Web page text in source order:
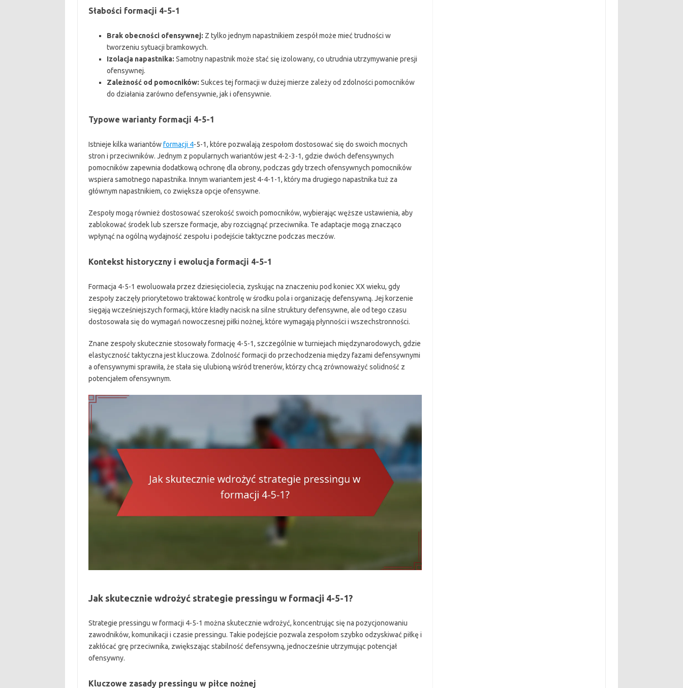
Słabości formacji 4-5-1
Brak obecności ofensywnej: Z tylko jednym napastnikiem zespół może mieć trudności w
tworzeniu sytuacji bramkowych.
Izolacja napastnika: Samotny napastnik może stać się izolowany, co utrudnia utrzymywanie presji
ofensywnej.
Zależność od pomocników: Sukces tej formacji w dużej mierze zależy od zdolności pomocników
do działania zarówno defensywnie, jak i ofensywnie.
Typowe warianty formacji 4-5-1
Istnieje kilka wariantówformacji 4-5-1, które pozwalają zespołom dostosować się do swoich mocnych
stron i przeciwników. Jednym z popularnych wariantów jest 4-2-3-1, gdzie dwóch defensywnych
pomocników zapewnia dodatkową ochronę dla obrony, podczas gdy trzech ofensywnych pomocników
wspiera samotnego napastnika. Innym wariantem jest 4-4-1-1, który ma drugiego napastnika tuż za
głównym napastnikiem, co zwiększa opcje ofensywne.
Zespoły mogą również dostosować szerokość swoich pomocników, wybierając węższe ustawienia, aby
zablokować środek lub szersze formacje, aby rozciągnąć przeciwnika. Te adaptacje mogą znacząco
wpłynąć na ogólną wydajność zespołu i podejście taktyczne podczas meczów.
Kontekst historyczny i ewolucja formacji 4-5-1
Formacja 4-5-1 ewoluowała przez dziesięciolecia, zyskując na znaczeniu pod koniec XX wieku, gdy
zespoły zaczęły priorytetowo traktować kontrolę w środku pola i organizację defensywną. Jej korzenie
sięgają wcześniejszych formacji, które kładły nacisk na silne struktury defensywne, ale od tego czasu
dostosowała się do wymagań nowoczesnej piłki nożnej, które wymagają płynności i wszechstronności.
Znane zespoły skutecznie stosowały formację 4-5-1, szczególnie w turniejach międzynarodowych, gdzie
elastyczność taktyczna jest kluczowa. Zdolność formacji do przechodzenia między fazami defensywnymi
a ofensywnymi sprawiła, że stała się ulubioną wśród trenerów, którzy chcą zrównoważyć solidność z
potencjałem ofensywnym.
Jak skutecznie wdrożyć strategie pressingu w formacji 4-5-1?
Strategie pressingu w formacji 4-5-1 można skutecznie wdrożyć, koncentrując się na pozycjonowaniu
zawodników, komunikacji i czasie pressingu. Takie podejście pozwala zespołom szybko odzyskiwać piłkę i
zakłócać grę przeciwnika, zwiększając stabilność defensywną, jednocześnie utrzymując potencjał
ofensywny.
Kluczowe zasady pressingu w piłce nożnej